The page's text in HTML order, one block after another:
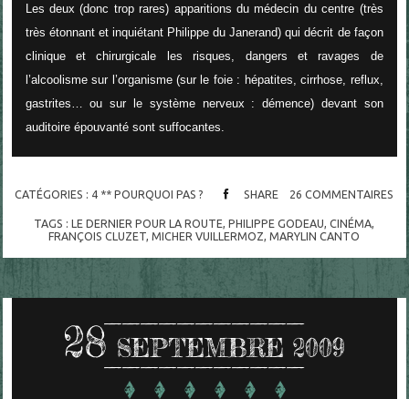
Les deux (donc trop rares) apparitions du médecin du centre (très
très étonnant et inquiétant Philippe du Janerand) qui décrit de façon
clinique et chirurgicale les risques, dangers et ravages de
l’alcoolisme sur l’organisme (sur le foie : hépatites, cirrhose, reflux,
gastrites… ou sur le système nerveux : démence) devant son
auditoire épouvanté sont suffocantes.
CATÉGORIES : 4 ** POURQUOI PAS ? SHARE 26 COMMENTAIRES
TAGS :LE DERNIER POUR LA ROUTE,PHILIPPE GODEAU,CINÉMA,
FRANÇOIS CLUZET,MICHER VUILLERMOZ,MARYLIN CANTO
28 SEPTEMBRE 2009